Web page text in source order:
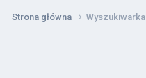
Strona główna Wyszukiwarka